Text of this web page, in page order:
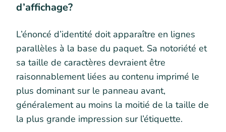
d’affichage?
L’énoncé d’identité doit apparaître en lignes
parallèles à la base du paquet. Sa notoriété et
sa taille de caractères devraient être
raisonnablement liées au contenu imprimé le
plus dominant sur le panneau avant,
généralement au moins la moitié de la taille de
la plus grande impression sur l’étiquette.